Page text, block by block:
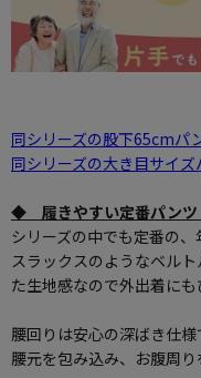
同シリーズの股下65cmパ
同シリーズの大き目サイ
◆ 履きやすい定番パン
シリーズの中でも定番の、
スラックスのようなベル
た生地感なので外出着にも
腰回りは安心の深ばき仕様
腰元を包み込み、お腹周り